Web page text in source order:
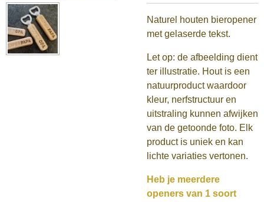
Naturel houten bieropener
met gelaserde tekst.
Let op: de afbeelding dient
ter illustratie. Hout is een
natuurproduct waardoor
kleur, nerfstructuur en
uitstraling kunnen afwijken
van de getoonde foto. Elk
product is uniek en kan
lichte variaties vertonen.
Heb je meerdere
openers van 1 soort